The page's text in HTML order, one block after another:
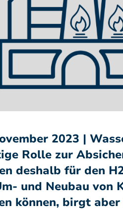
2023 |
Rolle zur
deshalb für den
und Neubau von
können, birgt